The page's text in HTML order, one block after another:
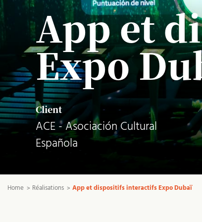
App et
Expo
Client
ACE - Asociación Cultural
Española
Home Réalisations App et dispositifs interactifs Expo Dubaï